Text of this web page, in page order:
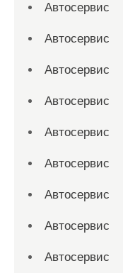
Автосервис
Автосервис
Автосервис
Автосервис
Автосервис
Автосервис
Автосервис
Автосервис
Автосервис